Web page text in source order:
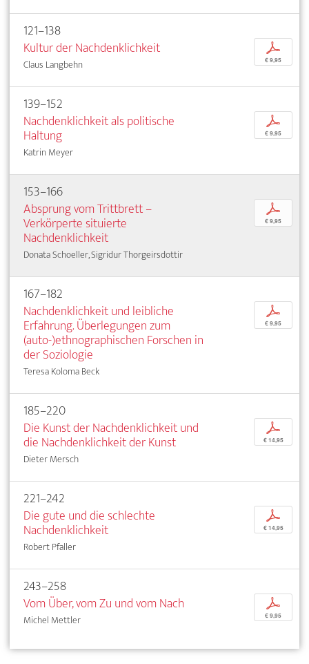
121–138
Kultur der Nachdenklichkeit
Claus Langbehn
p
€ 9,95
139–152
Nachdenklichkeit als politische
Haltung
Katrin Meyer
p
€ 9,95
153–166
Absprung vom Trittbrett –
Verkörperte situierte
Nachdenklichkeit
Donata Schoeller, Sigridur Thorgeirsdottir
p
€ 9,95
167–182
Nachdenklichkeit und leibliche
Erfahrung. Überlegungen zum
(auto-)ethnographischen Forschen in
der Soziologie
Teresa Koloma Beck
p
€ 9,95
185–220
Die Kunst der Nachdenklichkeit und
die Nachdenklichkeit der Kunst
Dieter Mersch
p
€ 14,95
221–242
Die gute und die schlechte
Nachdenklichkeit
Robert Pfaller
p
€ 14,95
243–258
Vom Über, vom Zu und vom Nach
Michel Mettler
p
€ 9,95